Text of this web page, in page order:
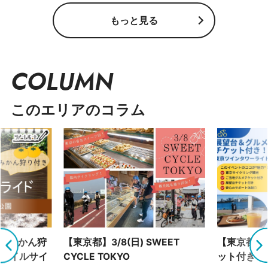
もっと見る
COLUMN
このエリアのコラム
みかん狩
イルサイ
【東京都】3/8(日) SWEET
CYCLE TOKYO
【東京都
ット付き